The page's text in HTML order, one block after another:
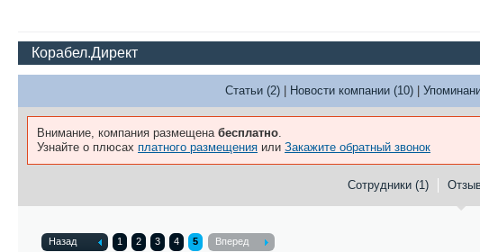
Корабел.Директ
Статьи (2)| Новости компании (10)|
Внимание, компания размещена бесплатно.
Узнайте о плюсах платного размещения или Закажите обратный звонок
Сотрудники (1)
Назад 1 2 3 4 5 Вперед